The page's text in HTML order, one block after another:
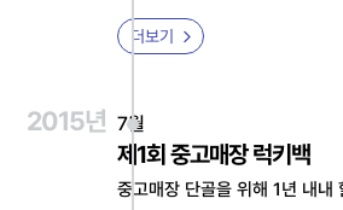
더보기
2015년 7월
제1회 중고매장 럭키백
중고매장 단골을 위해 1년 내내